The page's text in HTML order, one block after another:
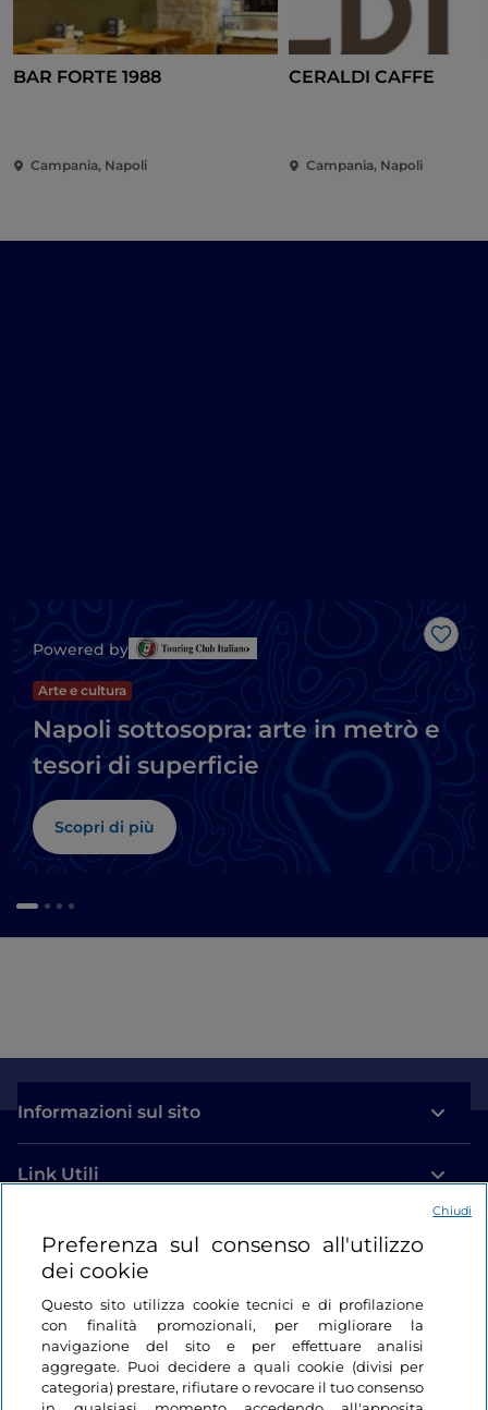
BAR FORTE 1988
Campania, Napoli
CERALDI CAFFE
Campania, Napoli
Like
Powered by
Arte e cultura
Napoli sottosopra: arte in metrò e
tesori di superficie
Scopri di più
Informazioni sul sito
Link Utili
Login
Restiamo in contatto
Preferenza sul consenso all'utilizzo
dei cookie
Questo sito utilizza cookie tecnici e di profilazione
con finalità promozionali, per migliorare la
navigazione del sito e per effettuare analisi
aggregate. Puoi decidere a quali cookie (divisi per
categoria) prestare, rifiutare o revocare il tuo consenso
Chiudi